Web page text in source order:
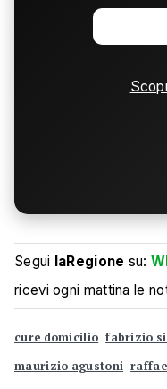
Segui laRegione su:
ricevi ogni mattina le
cure domicilio fabrizio
maurizio agustoni